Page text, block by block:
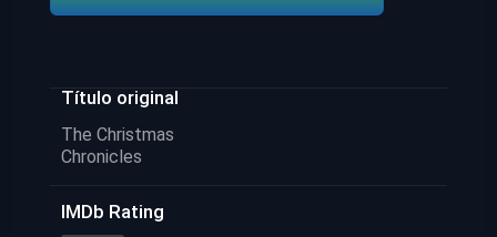
Título original
The Christmas
Chronicles
IMDb Rating